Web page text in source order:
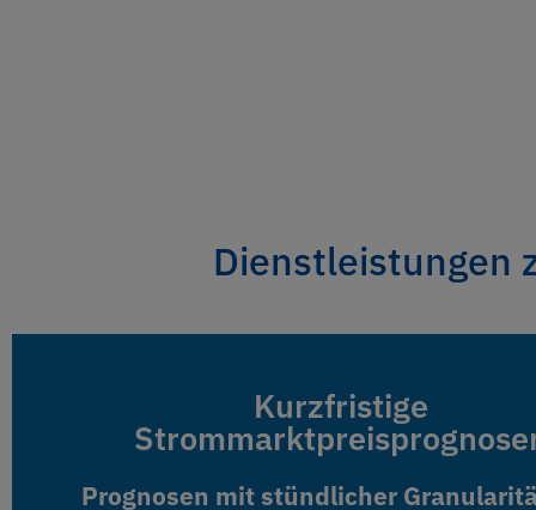
Dienstleistungen
Kurzfristige
Prognosen mit stündlicher
Kurzfristige
Prognosen mit stündlicher